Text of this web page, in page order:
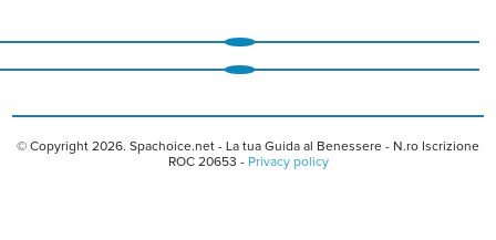
© Copyright 2026. Spachoice.net - La tua Guida al Benessere - N.ro Iscrizione
ROC 20653 - Privacy policy